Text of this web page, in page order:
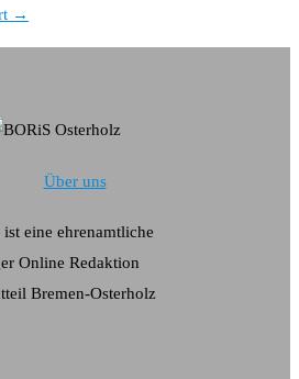
→
Über uns
ist eine ehrenamtliche
Online Redaktion
Bremen-Osterholz